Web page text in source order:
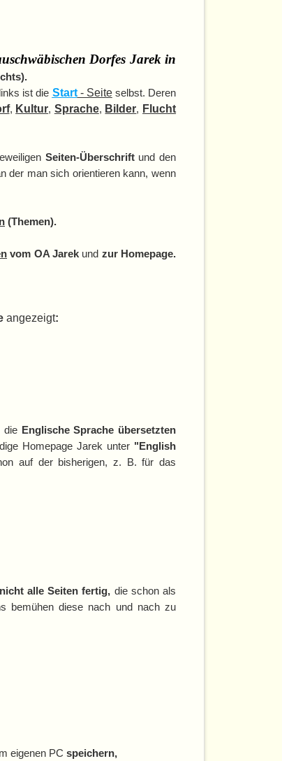
Dorfes Jarek in
ist die Start- Seiteselbst. Deren
, Kultur, Sprache, Bilder, Flucht
Seiten-Überschriftund den
der man sich orientieren kann, wenn
(Themen).
vom OA Jarek und zur Homepage.
angezeigt:
die Englische Sprache übersetzten
Homepage Jarek unter "English
auf der bisherigen, z. B. für das
alle Seiten fertig, die schon als
bemühen diese nach und nach zu
eigenen PC speichern,